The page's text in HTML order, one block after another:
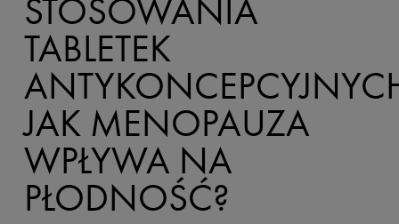
STOSOWANIA
TABLETEK
JAK MENOPAUZA
WPŁYWA NA
PŁODNOŚĆ?